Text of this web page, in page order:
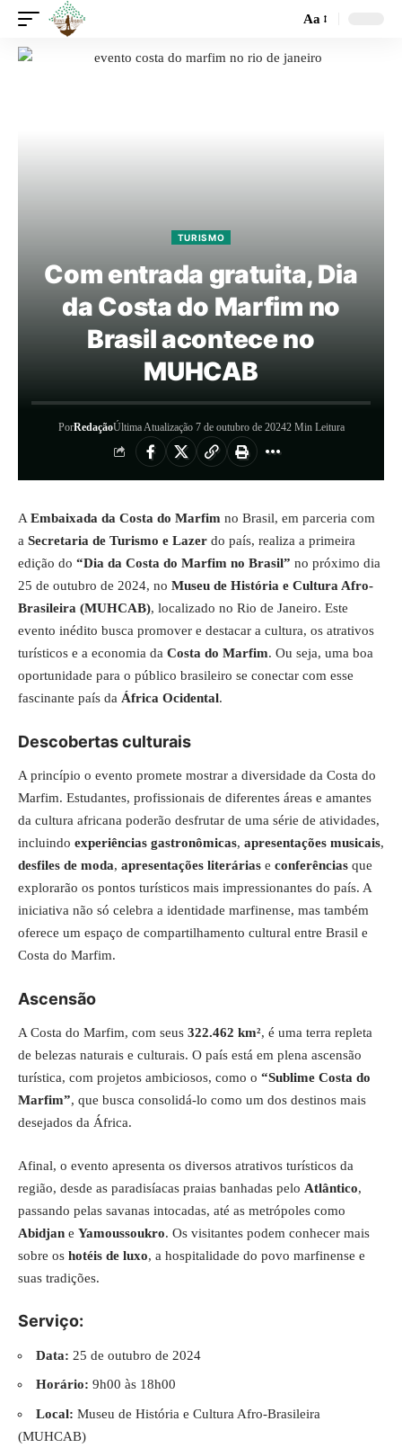
Aa
TURISMO
Com entrada gratuita, Dia
da Costa do Marfim no
Brasil acontece no
MUHCAB
PorRedaçãoÚltima Atualização 7 de outubro de 20242 Min Leitura
A Embaixada da Costa do Marfim no Brasil, em parceria com
a Secretaria de Turismo e Lazer do país, realiza a primeira
edição do “Dia da Costa do Marfim no Brasil” no próximo dia
25 de outubro de 2024, no Museu de História e Cultura Afro-
Brasileira (MUHCAB), localizado no Rio de Janeiro. Este
evento inédito busca promover e destacar a cultura, os atrativos
turísticos e a economia da Costa do Marfim. Ou seja, uma boa
oportunidade para o público brasileiro se conectar com esse
fascinante país da África Ocidental.
Descobertas culturais
A princípio o evento promete mostrar a diversidade da Costa do
Marfim. Estudantes, profissionais de diferentes áreas e amantes
da cultura africana poderão desfrutar de uma série de atividades,
incluindo experiências gastronômicas, apresentações musicais,
desfiles de moda, apresentações literárias e conferências que
explorarão os pontos turísticos mais impressionantes do país. A
iniciativa não só celebra a identidade marfinense, mas também
oferece um espaço de compartilhamento cultural entre Brasil e
Costa do Marfim.
Ascensão
A Costa do Marfim, com seus 322.462 km², é uma terra repleta
de belezas naturais e culturais. O país está em plena ascensão
turística, com projetos ambiciosos, como o “Sublime Costa do
Marfim”, que busca consolidá-lo como um dos destinos mais
desejados da África.
Afinal, o evento apresenta os diversos atrativos turísticos da
região, desde as paradisíacas praias banhadas pelo Atlântico,
passando pelas savanas intocadas, até as metrópoles como
Abidjan e Yamoussoukro. Os visitantes podem conhecer mais
sobre os hotéis de luxo, a hospitalidade do povo marfinense e
suas tradições.
Serviço:
Data: 25 de outubro de 2024
Horário: 9h00 às 18h00
Local: Museu de História e Cultura Afro-Brasileira
(MUHCAB)